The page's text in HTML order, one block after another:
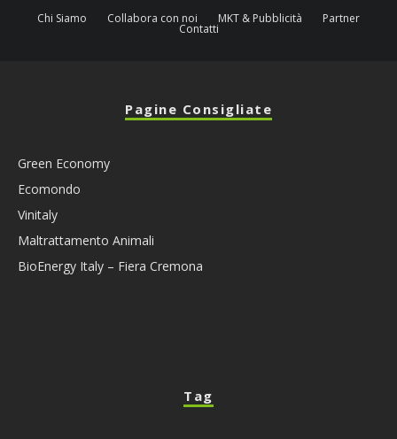
Chi Siamo
Collabora con noi MKT & Pubblicità Partner
Contatti
Pagine Consigliate
Green Economy
Ecomondo
Vinitaly
Maltrattamento Animali
BioEnergy Italy – Fiera Cremona
Tag